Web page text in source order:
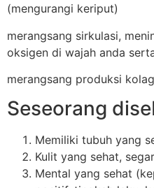
(mengurangi keriput)
merangsang sirkulasi,
oksigen di wajah anda
merangsang produksi
Seseorang
Memiliki tubuh yang
Kulit yang sehat,
Mental yang sehat